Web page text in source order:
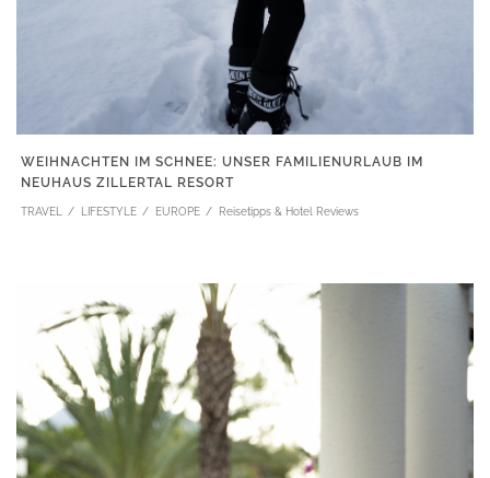
WEIHNACHTEN IM SCHNEE: UNSER FAMILIENURLAUB IM
NEUHAUS ZILLERTAL RESORT
TRAVEL LIFESTYLE EUROPE Reisetipps & Hotel Reviews